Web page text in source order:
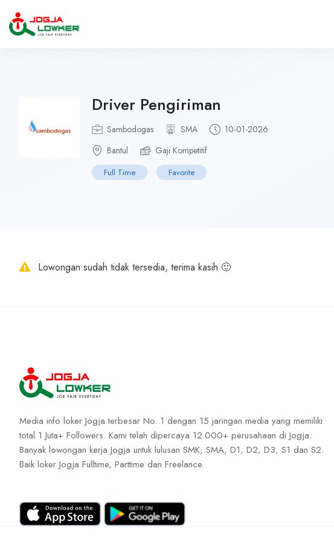
Driver Pengiriman
Sambodogas SMA
10-01-2026
Bantul
Gaji Kompetitif
Full Time Favorite
Lowongan sudah tidak tersedia, terima kasih 🙂
Media info loker Jogja terbesar No. 1 dengan 15 jaringan media yang memiliki
total 1 Juta+ Followers. Kami telah dipercaya 12.000+ perusahaan di Jogja.
Banyak lowongan kerja Jogja untuk lulusan SMK, SMA, D1, D2, D3, S1 dan S2.
Baik loker Jogja Fulltime, Parttime dan Freelance.